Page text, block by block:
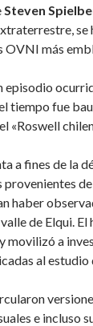
Steven
se
OVNI más
episodio
tiempo fue
«Roswell
a fines de la
provenientes
haber
de Elqui.
movilizó a
al
e incluso